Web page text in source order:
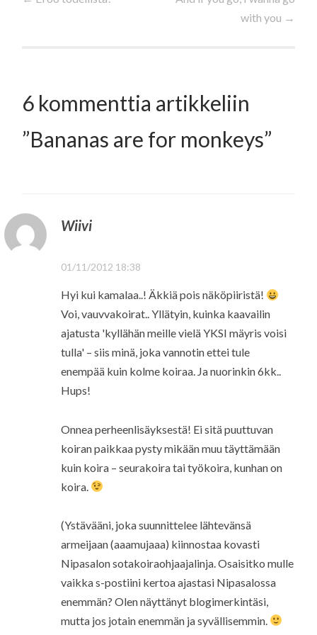
with you →
6 kommenttia artikkeliin
”Bananas are for monkeys”
Wiivi
01/11/2012 18:38
Hyi kui kamalaa..! Äkkiä pois näköpiiristä!
Voi, vauvvakoirat.. Yllätyin, kuinka kaavailin
ajatusta 'kyllähän meille vielä YKSI mäyris voisi
tulla' – siis minä, joka vannotin ettei tule
enempää kuin kolme koiraa. Ja nuorinkin 6kk..
Hups!
Onnea perheenlisäyksestä! Ei sitä puuttuvan
koiran paikkaa pysty mikään muu täyttämään
kuin koira – seurakoira tai työkoira, kunhan on
koira.
(Ystävääni, joka suunnittelee lähtevänsä
armeijaan (aaamujaaa) kiinnostaa kovasti
Nipasalon sotakoiraohjaajalinja. Osaisitko mulle
vaikka s-postiini kertoa ajastasi Nipasalossa
enemmän? Olen näyttänyt blogimerkintäsi,
mutta jos jotain enemmän ja syvällisemmin.